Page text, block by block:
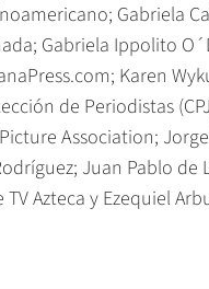
Gabriela
Gabriela Ippolito
Karen
de Periodistas
Association;
Juan Pablo
TV Azteca y Ezequiel